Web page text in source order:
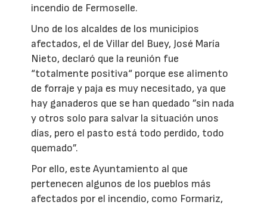
incendio de Fermoselle.
Uno de los alcaldes de los municipios
afectados, el de Villar del Buey, José María
Nieto, declaró que la reunión fue
“totalmente positiva“ porque ese alimento
de forraje y paja es muy necesitado, ya que
hay ganaderos que se han quedado ”sin nada
y otros solo para salvar la situación unos
días, pero el pasto está todo perdido, todo
quemado”.
Por ello, este Ayuntamiento al que
pertenecen algunos de los pueblos más
afectados por el incendio, como Formariz,